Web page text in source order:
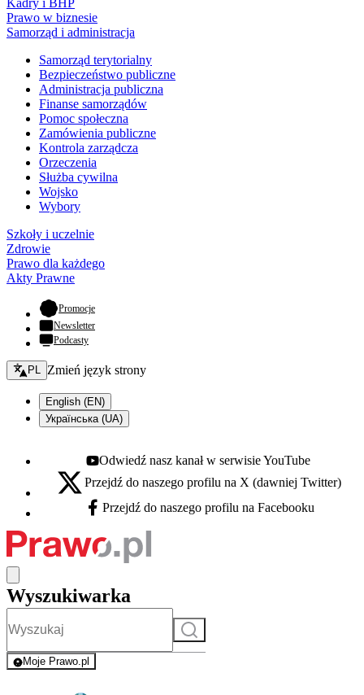
Kadry i BHP
Prawo w biznesie
Samorząd i administracja
Samorząd terytorialny
Bezpieczeństwo publiczne
Administracja publiczna
Finanse samorządów
Pomoc społeczna
Zamówienia publiczne
Kontrola zarządcza
Orzeczenia
Służba cywilna
Wojsko
Wybory
Szkoły i uczelnie
Zdrowie
Prawo dla każdego
Akty Prawne
Promocje- otwiera się w nowej karcie
Newsletter
Podcasty
Zmień język - bieżący:
PL Zmień język strony
English (EN)
Українська (UA)
Youtube - otwiera się w nowej karcie
Odwiedź nasz kanał w serwisie YouTube
X - otwiera się w nowej karcie
Przejdź do naszego profilu na X (dawniej Twitter)
Facebook - otwiera się w nowej karcie
Przejdź do naszego profilu na Facebooku
Wyszukiwarka
Szukaj
Moje Prawo.pl
- rejestracja i logowanie do serwisu